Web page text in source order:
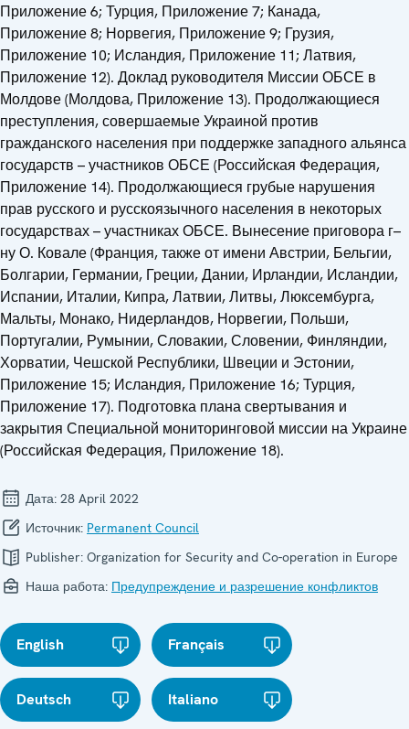
Приложение 6; Турция, Приложение 7; Канада,
Приложение 8; Норвегия, Приложение 9; Грузия,
Приложение 10; Исландия, Приложение 11; Латвия,
Приложение 12). Доклад руководителя Миссии ОБСЕ в
Молдове (Молдова, Приложение 13). Продолжающиеся
преступления, совершаемые Украиной против
гражданского населения при поддержке западного альянса
государств – участников ОБСЕ (Российская Федерация,
Приложение 14). Продолжающиеся грубые нарушения
прав русского и русскоязычного населения в некоторых
государствах – участниках ОБСЕ. Вынесение приговора г–
ну О. Ковале (Франция, также от имени Австрии, Бельгии,
Болгарии, Германии, Греции, Дании, Ирландии, Исландии,
Испании, Италии, Кипра, Латвии, Литвы, Люксембурга,
Мальты, Монако, Нидерландов, Норвегии, Польши,
Португалии, Румынии, Словакии, Словении, Финляндии,
Хорватии, Чешской Республики, Швеции и Эстонии,
Приложение 15; Исландия, Приложение 16; Турция,
Приложение 17). Подготовка плана свертывания и
закрытия Специальной мониторинговой миссии на Украине
(Российская Федерация, Приложение 18).
Дата: 28 April 2022
Источник: Permanent Council
Publisher: Organization for Security and Co-operation in Europe
Наша работа: Предупреждение и разрешение конфликтов
English Français
Deutsch Italiano